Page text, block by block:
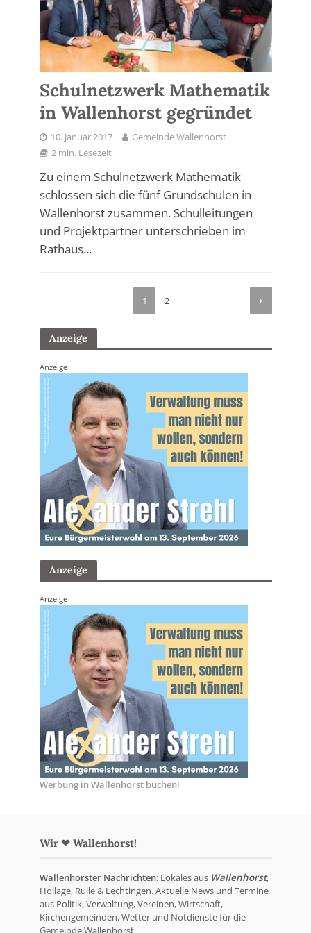
Schulnetzwerk Mathematik
in Wallenhorst gegründet
10. Januar 2017
Gemeinde Wallenhorst
2 min. Lesezeit
Zu einem Schulnetzwerk Mathematik
schlossen sich die fünf Grundschulen in
Wallenhorst zusammen. Schulleitungen
und Projektpartner unterschrieben im
Rathaus...
1 2
Anzeige
Anzeige
Anzeige
Anzeige
Werbung in Wallenhorst buchen!
Wir ❤ Wallenhorst!
Wallenhorster Nachrichten: Lokales aus Wallenhorst,
Hollage, Rulle & Lechtingen. Aktuelle News und Termine
aus Politik, Verwaltung, Vereinen, Wirtschaft,
Kirchengemeinden, Wetter und Notdienste für die
Gemeinde Wallenhorst.